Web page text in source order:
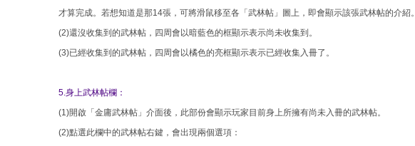
才算完成。若想知道是那14張，可將滑鼠移至各「武林帖」圖上，即會顯示該張武林帖的介紹。
(2)還沒收集到的武林帖，四周會以暗藍色的框顯示表示尚未收集到。
(3)已經收集到的武林帖，四周會以橘色的亮框顯示表示已經收集入冊了。
5.身上武林帖欄：
(1)開啟「金庸武林帖」介面後，此部份會顯示玩家目前身上所擁有尚未入冊的武林帖。
(2)點選此欄中的武林帖右鍵，會出現兩個選項：